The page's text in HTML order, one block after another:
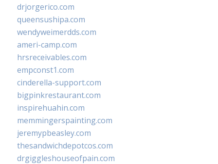
drjorgerico.com
queensushipa.com
wendyweimerdds.com
ameri-camp.com
hrsreceivables.com
empconst1.com
cinderella-support.com
bigpinkrestaurant.com
inspirehuahin.com
memmingerspainting.com
jeremypbeasley.com
thesandwichdepotcos.com
drgiggleshouseofpain.com